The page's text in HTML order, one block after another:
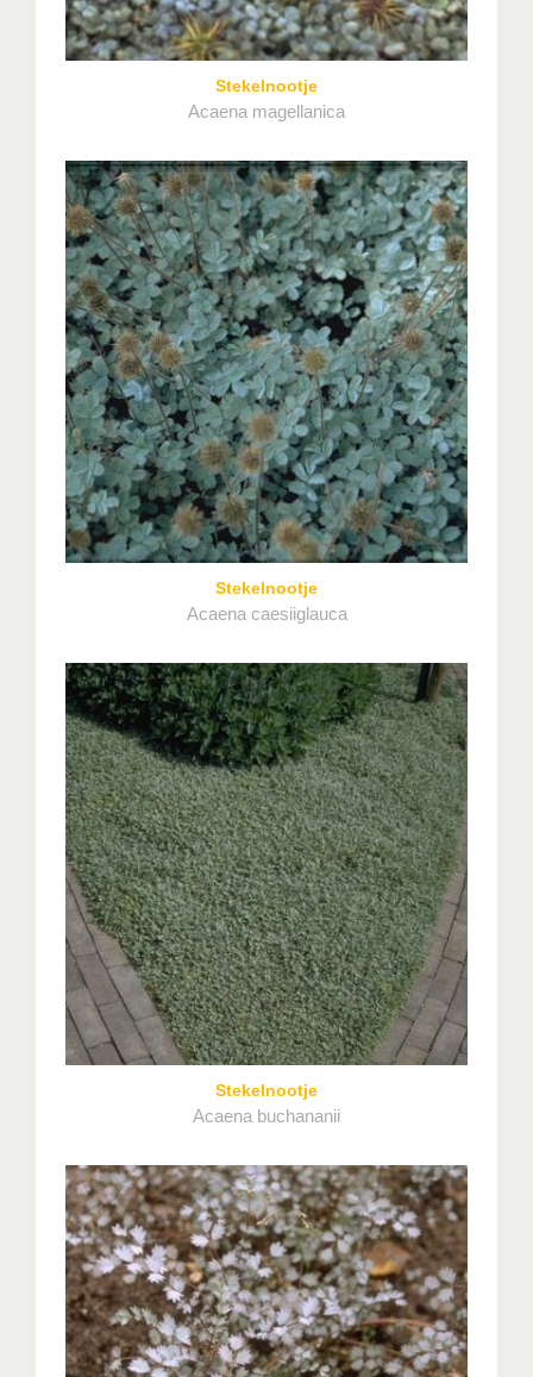
Stekelnootje
Acaena magellanica
Stekelnootje
Acaena caesiiglauca
Stekelnootje
Acaena buchananii